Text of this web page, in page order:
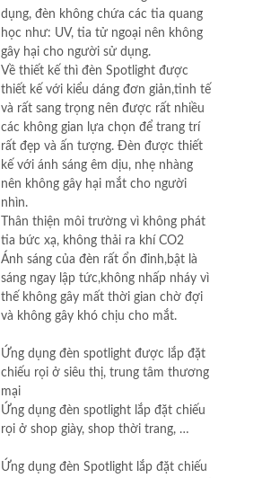
dụng, đèn không chứa các tia quang
học như: UV, tia tử ngoại nên không
gây hại cho người sử dụng.
Về thiết kế thì đèn Spotlight được
thiết kế với kiểu dáng đơn giản,tinh tế
và rất sang trọng nên được rất nhiều
các không gian lựa chọn để trang trí
rất đẹp và ấn tượng. Đèn được thiết
kế với ánh sáng êm dịu, nhẹ nhàng
nên không gây hại mắt cho người
nhìn.
Thân thiện môi trường vì không phát
tia bức xạ, không thải ra khí CO2
Ánh sáng của đèn rất ổn đinh,bật là
sáng ngay lập tức,không nhấp nháy vì
thế không gây mất thời gian chờ đợi
và không gây khó chịu cho mắt.
Ứng dụng đèn spotlight được lắp đặt
chiếu rọi ở siêu thị, trung tâm thương
mại
Ứng dụng đèn spotlight lắp đặt chiếu
rọi ở shop giày, shop thời trang, …
Ứng dụng đèn Spotlight lắp đặt chiếu